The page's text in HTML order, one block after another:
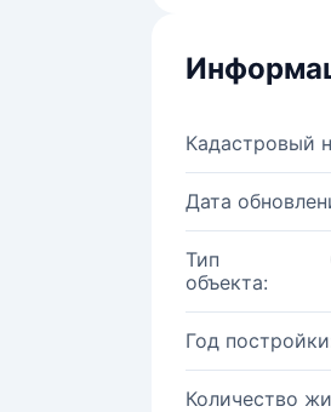
Кадастровый
Дата
Тип
объекта:
Год
Количество